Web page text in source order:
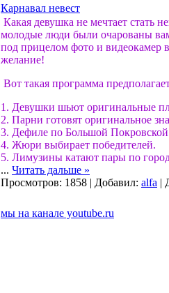
Карнавал невест
Какая девушка не мечтает стать
молодые люди были очарованы
под прицелом фото и видеокамер
желание!
Вот такая программа
1. Девушки шьют оригинальные
2. Парни готовят оригинальное
3. Дефиле по Большой
4. Жюри выбирает победителей.
5. Лимузины катают пары по
... Читать дальше »
Просмотров: 1858 | Добавил: alfa |
мы на канале youtube.ru